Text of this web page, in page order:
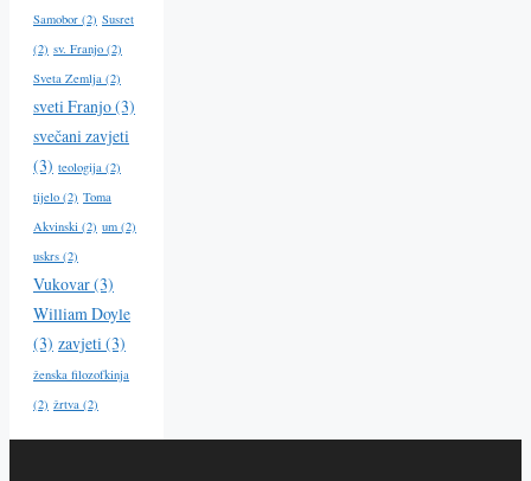
Samobor (2) Susret
(2) sv. Franjo (2)
Sveta Zemlja (2)
sveti Franjo(3)
svečani zavjeti
(3) teologija (2)
tijelo (2) Toma
Akvinski (2) um (2)
uskrs (2)
Vukovar(3)
William Doyle
(3) zavjeti (3)
ženska filozofkinja
(2) žrtva (2)